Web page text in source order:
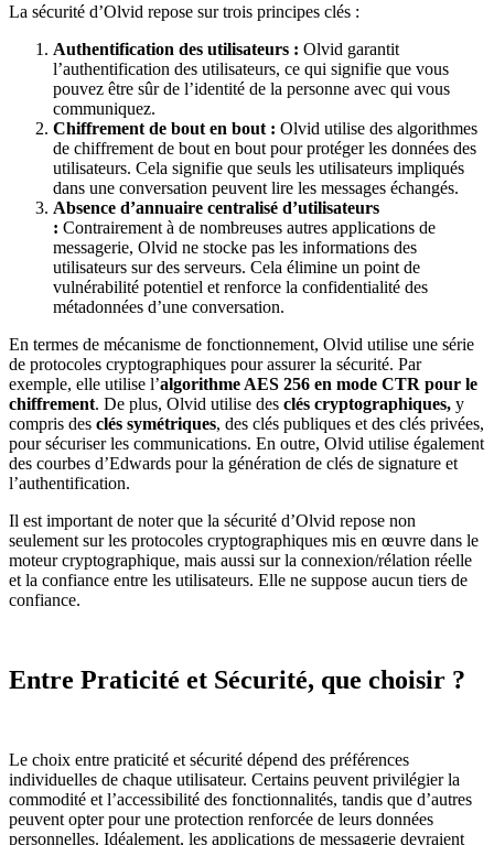
La sécurité d’Olvid repose sur trois principes clés :
Authentification des utilisateurs : Olvid garantit
l’authentification des utilisateurs, ce qui signifie que vous
pouvez être sûr de l’identité de la personne avec qui vous
communiquez.
Chiffrement de bout en bout : Olvid utilise des algorithmes
de chiffrement de bout en bout pour protéger les données des
utilisateurs. Cela signifie que seuls les utilisateurs impliqués
dans une conversation peuvent lire les messages échangés.
Absence d’annuaire centralisé d’utilisateurs
: Contrairement à de nombreuses autres applications de
messagerie, Olvid ne stocke pas les informations des
utilisateurs sur des serveurs. Cela élimine un point de
vulnérabilité potentiel et renforce la confidentialité des
métadonnées d’une conversation.
En termes de mécanisme de fonctionnement, Olvid utilise une série
de protocoles cryptographiques pour assurer la sécurité. Par
exemple, elle utilise l’algorithme AES 256 en mode CTR pour le
chiffrement. De plus, Olvid utilise des clés cryptographiques, y
compris des clés symétriques, des clés publiques et des clés privées,
pour sécuriser les communications. En outre, Olvid utilise également
des courbes d’Edwards pour la génération de clés de signature et
l’authentification.
Il est important de noter que la sécurité d’Olvid repose non
seulement sur les protocoles cryptographiques mis en œuvre dans le
moteur cryptographique, mais aussi sur la connexion/rélation réelle
et la confiance entre les utilisateurs. Elle ne suppose aucun tiers de
confiance.
Entre Praticité et Sécurité, que choisir ?
Le choix entre praticité et sécurité dépend des préférences
individuelles de chaque utilisateur. Certains peuvent privilégier la
commodité et l’accessibilité des fonctionnalités, tandis que d’autres
peuvent opter pour une protection renforcée de leurs données
personnelles. Idéalement, les applications de messagerie devraient